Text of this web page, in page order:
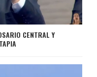
CENTRAL Y